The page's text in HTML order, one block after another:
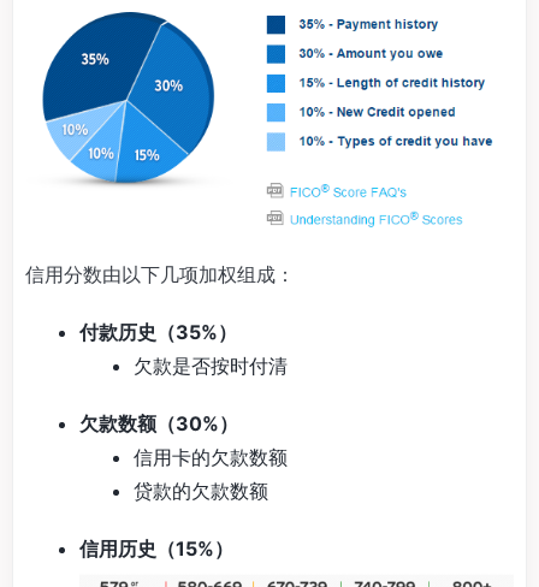
信用分数由以下几项加权组成：
付款历史（35%）
欠款是否按时付清
欠款数额（30%）
信用卡的欠款数额
贷款的欠款数额
信用历史（15%）